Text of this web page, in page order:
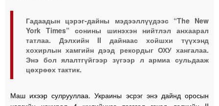
Гадаадын цэрэг-дайны мэдээллүүдээс “The New
York Times” сонины шинэхэн нийтлэл анхаарал
татлаа. Дэлхийн II дайнаас хойшхи түүхэнд
хохирлын хамгийн дээд рекордыг ОХУ хангалаа.
Энэ бол ялалтгүйгээр зүгээр л армиа сульдааж
цөхрөөх тактик.
Маш ихээр сулрууллаа. Украины эсрэг энэ дайнд оросын